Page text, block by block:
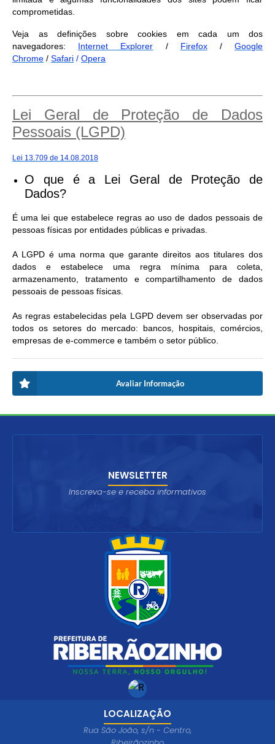
comprometidas.
Veja as definições sobre cookies em cada um dos
navegadores: Internet Explorer / Firefox/Google
Chrome / Safari / Opera
Lei Geral de Proteção de Dados
Pessoais (LGPD)
Lei 13.709 de 14.08.2018
O que é a Lei Geral de Proteção de
Dados?
É uma lei que estabelece regras ao uso de dados pessoais de
pessoas físicas por entidades públicas e privadas.
A LGPD é uma norma que garante direitos aos titulares dos
dados e estabelece uma regra mínima para coleta,
armazenamento, tratamento e compartilhamento de dados
pessoais de pessoas físicas.
As regras estabelecidas pela LGPD devem ser observadas por
todos os setores do mercado: bancos, hospitais, comércios,
empresas de e-commerce e também o setor público.
Avaliar Informação
LOCALIZAÇÃO
Rua São João, s/n - Centro,
NEWSLETTER
Inscreva-se e receba informativos